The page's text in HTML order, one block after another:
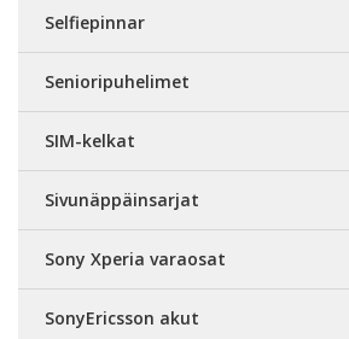
Selfiepinnar
Senioripuhelimet
SIM-kelkat
Sivunäppäinsarjat
Sony Xperia varaosat
SonyEricsson akut